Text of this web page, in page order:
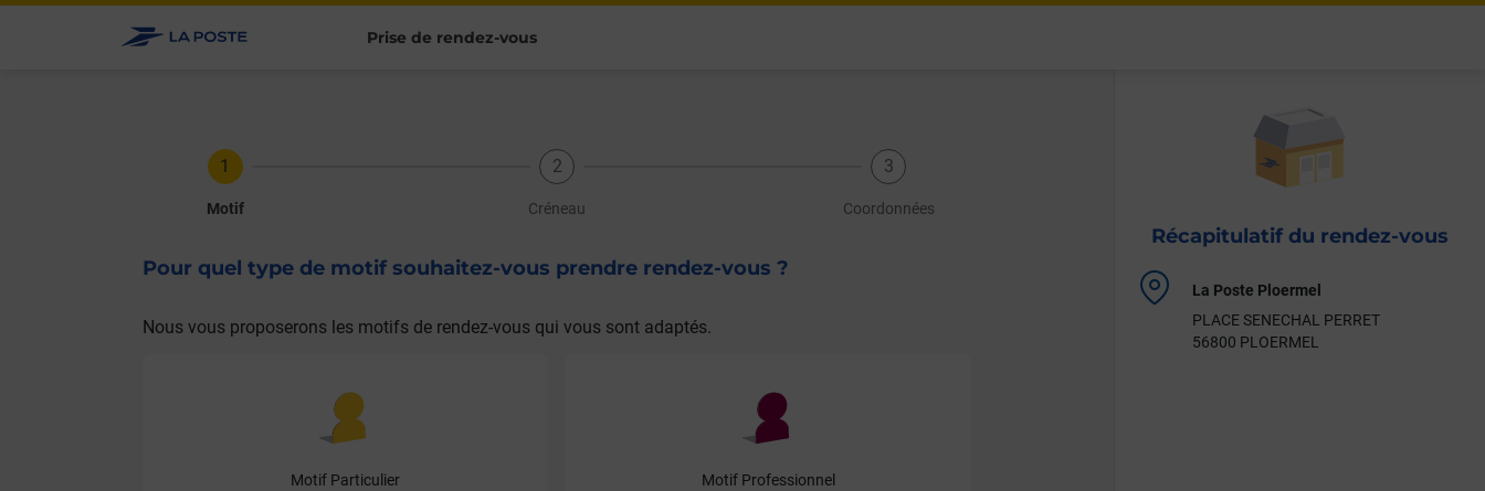
Prise de rendez-vous
Motif Créneau Coordonnées
Pour quel type de motif souhaitez-vous prendre rendez-vous ?
Nous vous proposerons les motifs de rendez-vous qui vous sont adaptés.
Motif Particulier Motif Professionnel
Récapitulatif du rendez-vous
Localisation
de
La Poste Ploermel
PLACE SENECHAL PERRET
56800 PLOERMEL